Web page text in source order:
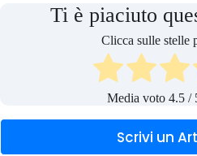
Ti è piaciuto
Clicca sulle stelle
Media voto4.5 /
Scrivi un